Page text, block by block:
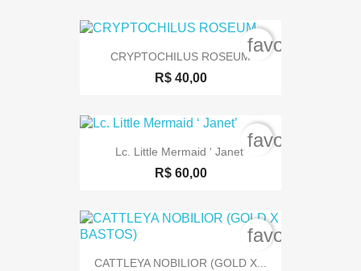
CRYPTOCHILUS ROSEUM
R$ 40,00
Lc. Little Mermaid ‘ Janet’
R$ 60,00
CATTLEYA NOBILIOR (GOLD X...